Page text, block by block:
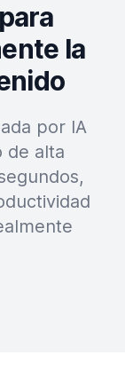
la
por IA
de alta